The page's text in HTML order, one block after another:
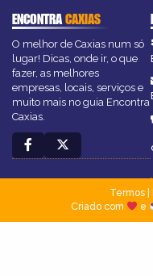
ENCONTRACAXIAS
O melhor de Caxias num só
lugar! Dicas, onde ir, o que
fazer, as melhores
empresas, locais, serviços e
muito mais no guia Encontra
Caxias.
Termos|
Criado com
e